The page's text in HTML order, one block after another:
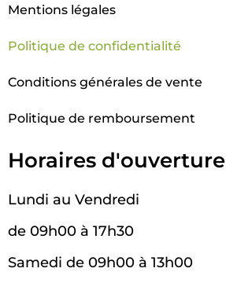
Mentions légales
Politique de confidentialité
Conditions générales de vente
Politique de remboursement
Horaires d'ouverture
Lundi au Vendredi
de 09h00 à 17h30
Samedi de 09h00 à 13h00